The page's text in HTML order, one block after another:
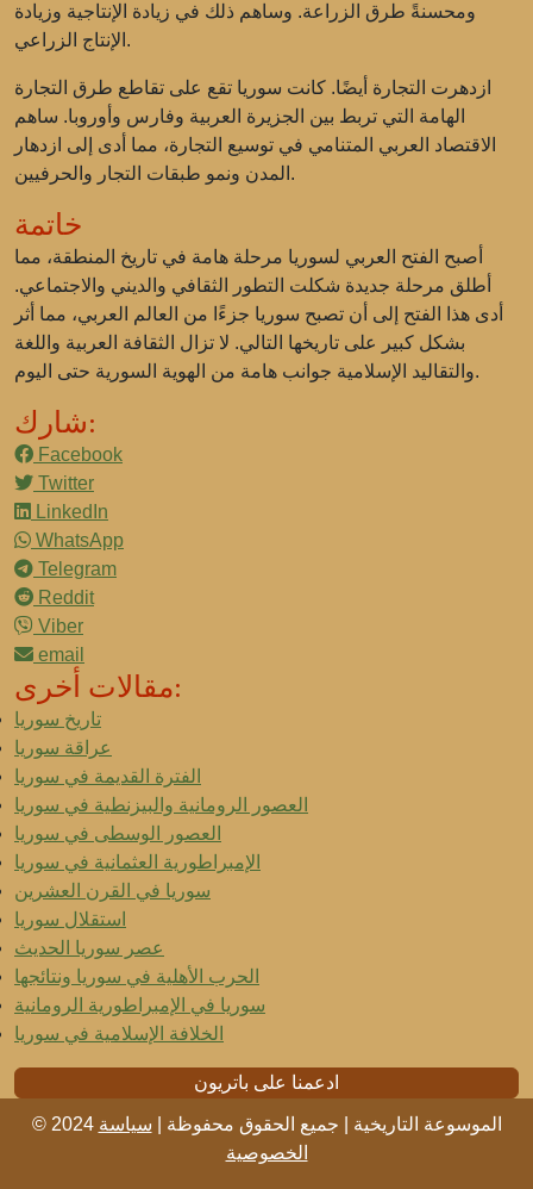
ومحسنةً طرق الزراعة. وساهم ذلك في زيادة الإنتاجية وزيادة
الإنتاج الزراعي.
ازدهرت التجارة أيضًا. كانت سوريا تقع على تقاطع طرق التجارة
الهامة التي تربط بين الجزيرة العربية وفارس وأوروبا. ساهم
الاقتصاد العربي المتنامي في توسيع التجارة، مما أدى إلى ازدهار
المدن ونمو طبقات التجار والحرفيين.
خاتمة
أصبح الفتح العربي لسوريا مرحلة هامة في تاريخ المنطقة، مما
أطلق مرحلة جديدة شكلت التطور الثقافي والديني والاجتماعي.
أدى هذا الفتح إلى أن تصبح سوريا جزءًا من العالم العربي، مما أثر
بشكل كبير على تاريخها التالي. لا تزال الثقافة العربية واللغة
والتقاليد الإسلامية جوانب هامة من الهوية السورية حتى اليوم.
شارك:
Facebook
Twitter
LinkedIn
WhatsApp
Telegram
Reddit
Viber
email
مقالات أخرى:
تاريخ سوريا
عراقة سوريا
الفترة القديمة في سوريا
العصور الرومانية والبيزنطية في سوريا
العصور الوسطى في سوريا
الإمبراطورية العثمانية في سوريا
سوريا في القرن العشرين
استقلال سوريا
عصر سوريا الحديث
الحرب الأهلية في سوريا ونتائجها
سوريا في الإمبراطورية الرومانية
الخلافة الإسلامية في سوريا
ادعمنا على باتريون
© 2024 الموسوعة التاريخية | جميع الحقوق محفوظة | سياسة
الخصوصية